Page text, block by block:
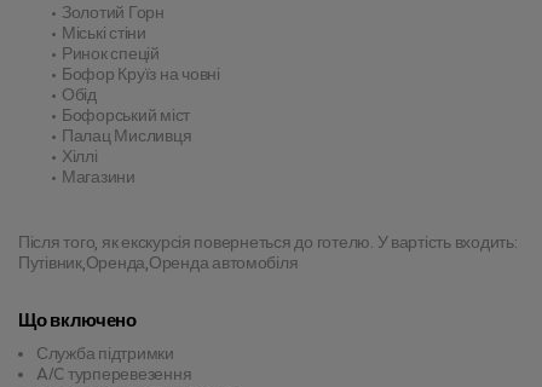
Золотий Горн
Міські стіни
Ринок спецій
Бофор Круїз на човні
Обід
Бофорський міст
Палац Мисливця
Хіллі
Магазини
Після того, як екскурсія повернеться до готелю. У вартість входить:
Путівник,Оренда,Оренда автомобіля
Що включено
Служба підтримки
A/C турперевезення